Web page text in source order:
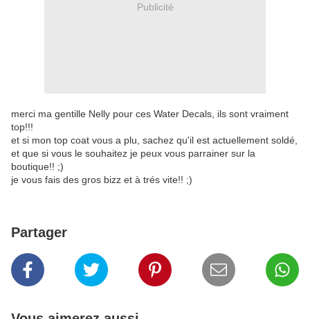
Publicité
merci ma gentille Nelly pour ces Water Decals, ils sont vraiment
top!!!
et si mon top coat vous a plu, sachez qu'il est actuellement soldé,
et que si vous le souhaitez je peux vous parrainer sur la
boutique!! ;)
je vous fais des gros bizz et à trés vite!! ;)
Partager